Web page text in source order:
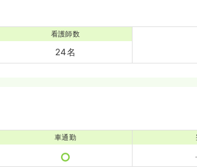
看護師数
24名
車通勤